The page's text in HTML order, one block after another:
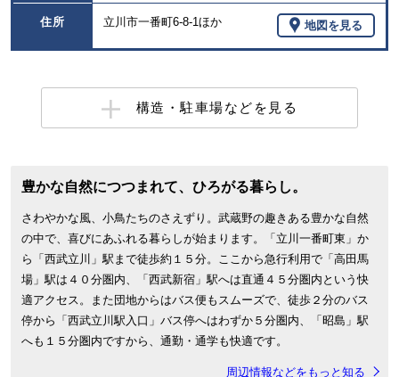
住所 立川市一番町6-8-1ほか 地図を見る
構造・駐車場などを見る
豊かな自然につつまれて、ひろがる暮らし。
さわやかな風、小鳥たちのさえずり。武蔵野の趣きある豊かな自然
の中で、喜びにあふれる暮らしが始まります。「立川一番町東」か
ら「西武立川」駅まで徒歩約１５分。ここから急行利用で「高田馬
場」駅は４０分圏内、「西武新宿」駅へは直通４５分圏内という快
適アクセス。また団地からはバス便もスムーズで、徒歩２分のバス
停から「西武立川駅入口」バス停へはわずか５分圏内、「昭島」駅
へも１５分圏内ですから、通勤・通学も快適です。
周辺情報などをもっと知る